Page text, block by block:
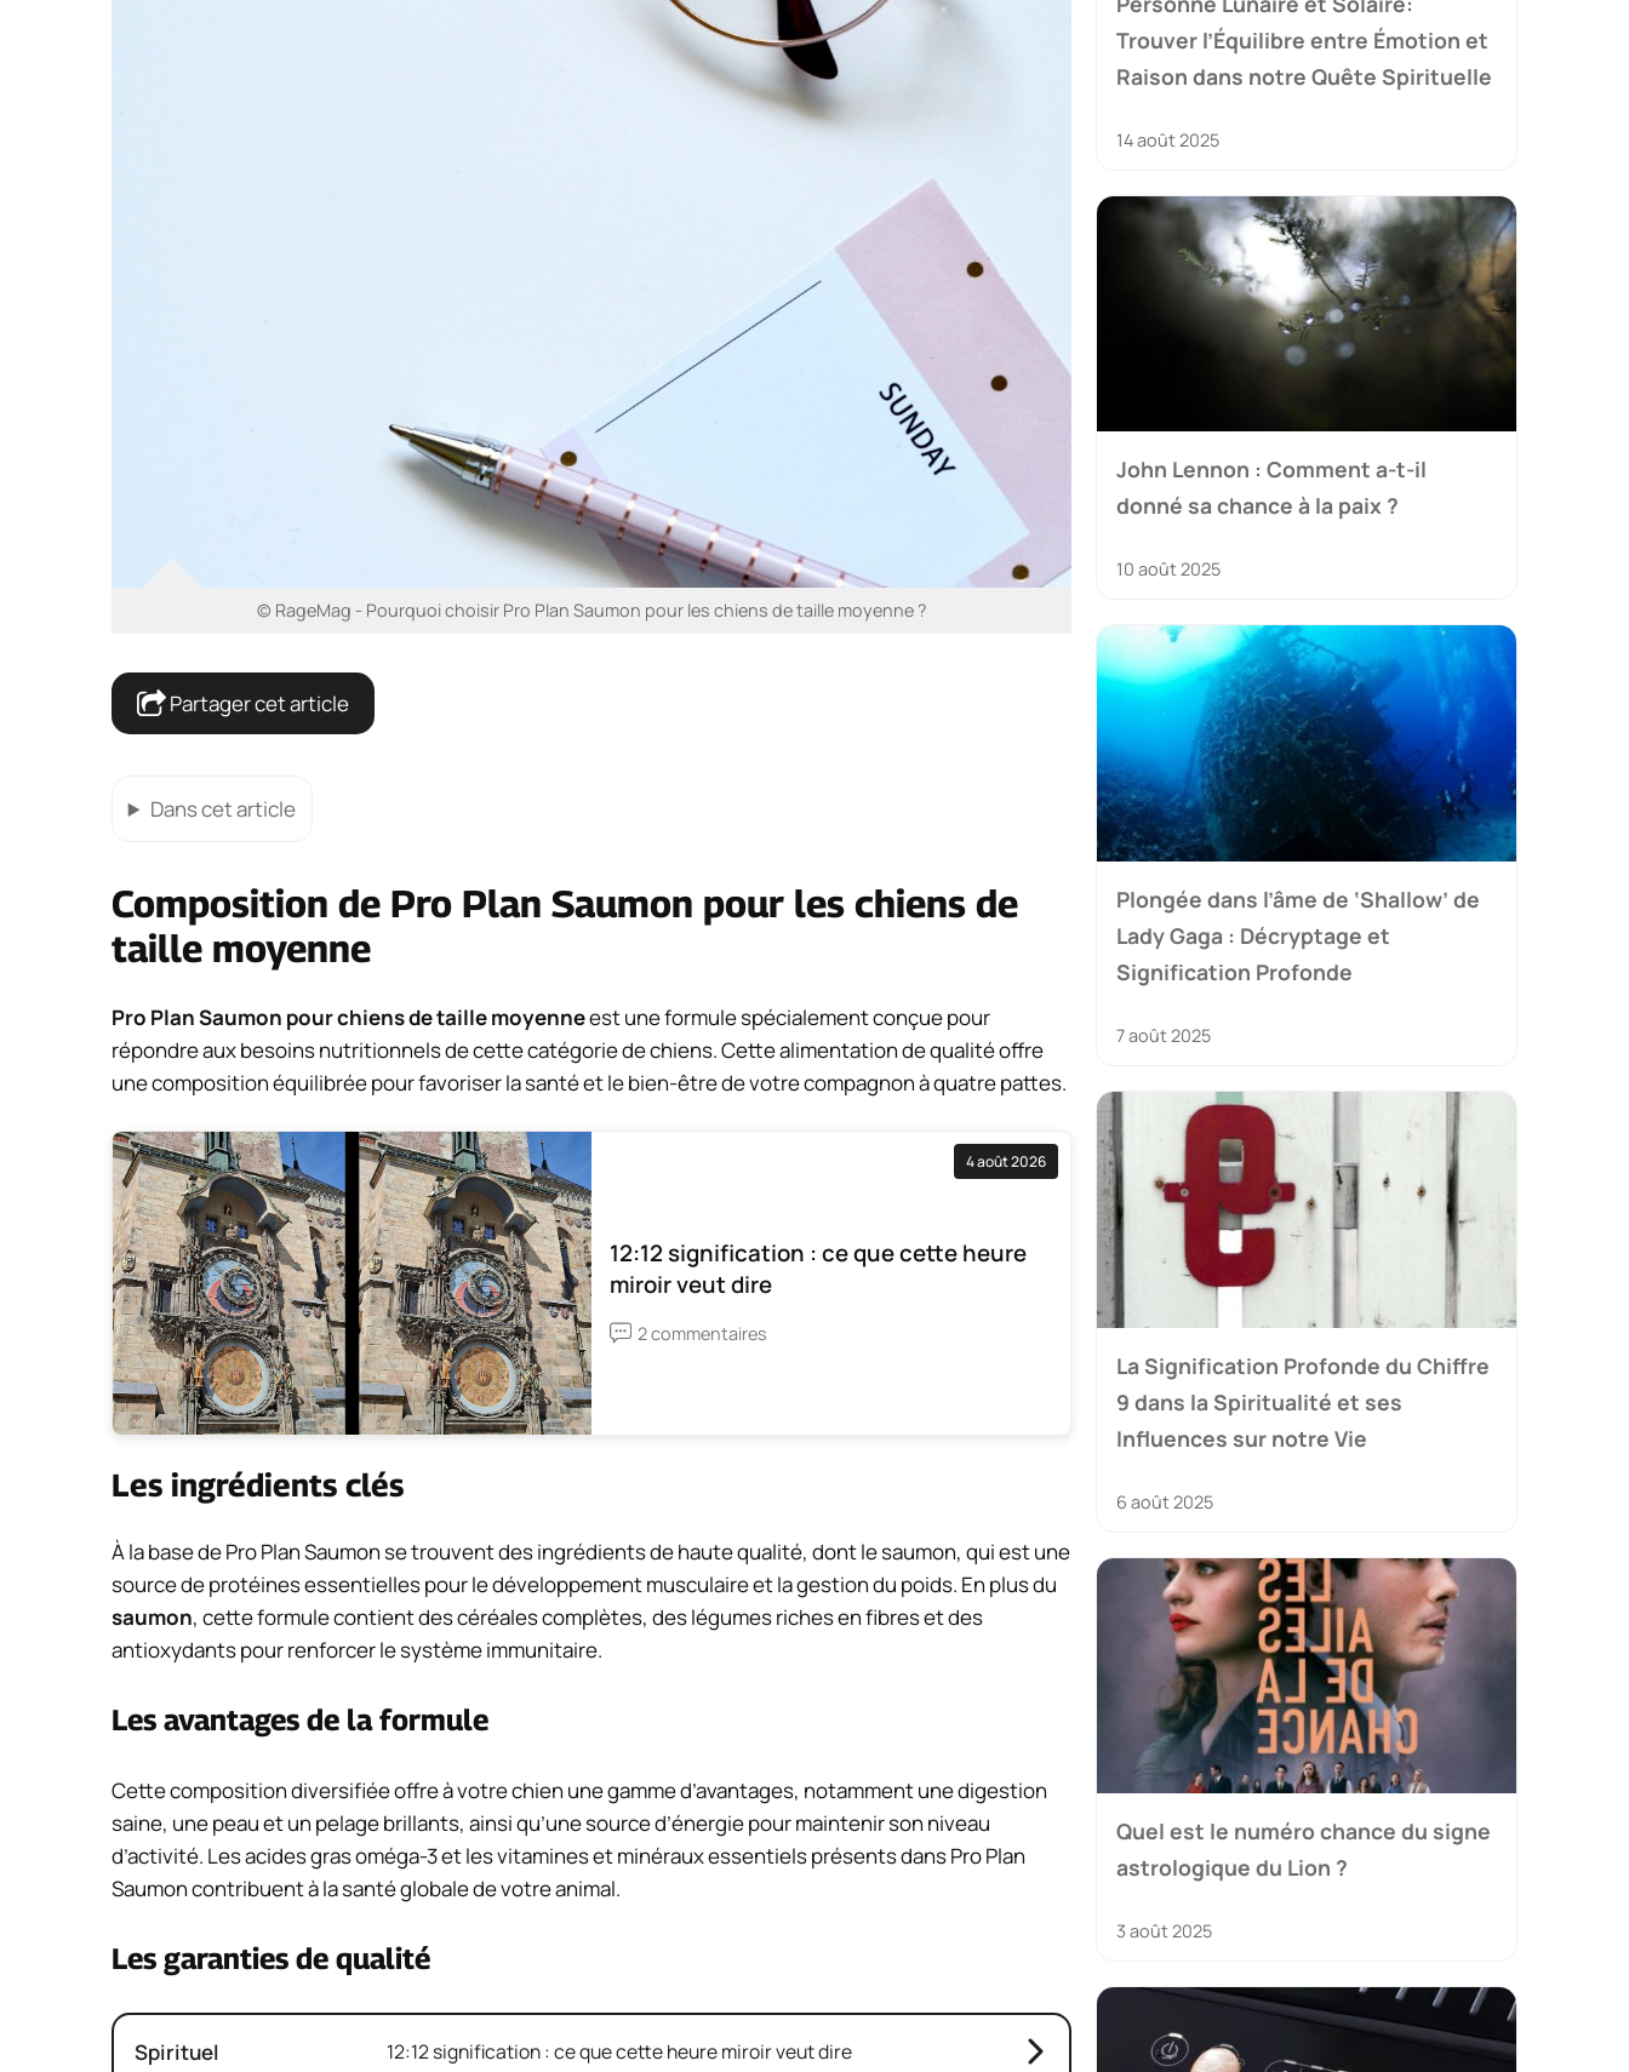
© RageMag - Pourquoi choisir Pro Plan Saumon pour les chiens de taille moyenne ?
Partager cet article
Dans cet article
Composition de Pro Plan Saumon pour les chiens de
taille moyenne
Pro Plan Saumon pour chiens de taille moyenneest une formule spécialement conçue pour
répondre aux besoins nutritionnels de cette catégorie de chiens. Cette alimentation de qualité offre
une composition équilibrée pour favoriser la santé et le bien-être de votre compagnon à quatre pattes.
4 août 2026
12:12 signification : ce que cette heure
miroir veut dire
2 commentaires
Les ingrédients clés
À la base de Pro Plan Saumon se trouvent des ingrédients de haute qualité, dont le saumon, qui est une
source de protéines essentielles pour le développement musculaire et la gestion du poids. En plus du
saumon, cette formule contient des céréales complètes, des légumes riches en fibres et des
antioxydants pour renforcer le système immunitaire.
Les avantages de la formule
Cette composition diversifiée offre à votre chien une gamme d’avantages, notamment une digestion
saine, une peau et un pelage brillants, ainsi qu’une source d’énergie pour maintenir son niveau
d’activité. Les acides gras oméga-3 et les vitamines et minéraux essentiels présents dans Pro Plan
Saumon contribuent à la santé globale de votre animal.
Les garanties de qualité
Spirituel 12:12 signification : ce que cette heure miroir veut dire
Trouver l’Équilibre entre Émotion et
Raison dans notre Quête Spirituelle
14 août 2025
John Lennon : Comment a-t-il
donné sa chance à la paix ?
10 août 2025
Plongée dans l’âme de ‘Shallow’ de
Lady Gaga : Décryptage et
Signification Profonde
7 août 2025
La Signification Profonde du Chiffre
9 dans la Spiritualité et ses
Influences sur notre Vie
6 août 2025
Quel est le numéro chance du signe
astrologique du Lion ?
3 août 2025